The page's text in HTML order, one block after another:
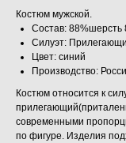
Костюм мужской.
Состав: 88%шерсть
Силуэт:
Цвет: синий
Производство:
Костюм относится к
современными
по фигуре. Изделия